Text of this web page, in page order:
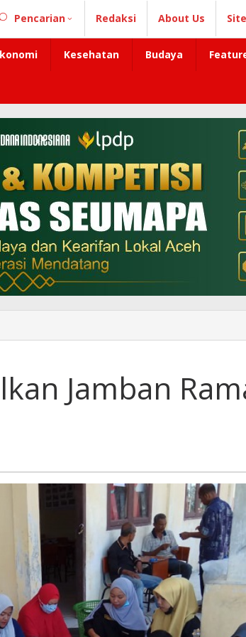
Pencarian Redaksi About Us
Kesehatan Budaya
Jamban